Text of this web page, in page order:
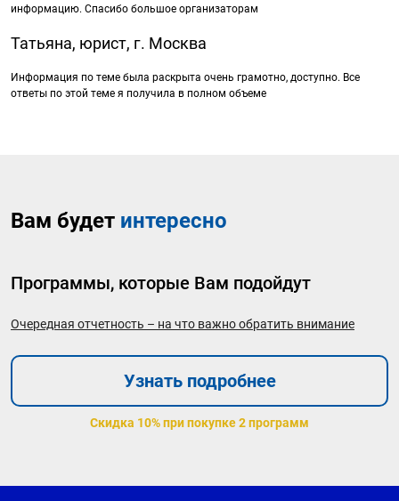
информацию. Спасибо большое организаторам
Татьяна, юрист, г. Москва
Информация по теме была раскрыта очень грамотно, доступно. Все
ответы по этой теме я получила в полном объеме
Вам будет интересно
Программы, которые Вам подойдут
Очередная отчетность – на что важно обратить внимание
Узнать подробнее
Скидка 10% при покупке 2 программ